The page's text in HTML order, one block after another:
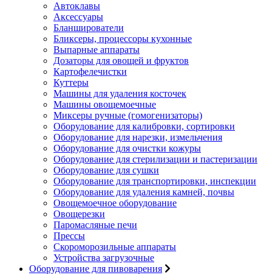
Автоклавы
Аксессуары
Бланширователи
Бликсеры, процессоры кухонные
Выпарные аппараты
Дозаторы для овощей и фруктов
Картофелечистки
Куттеры
Машины для удаления косточек
Машины овощемоечные
Миксеры ручные (гомогенизаторы)
Оборудование для калибровки, сортировки
Оборудование для нарезки, измельчения
Оборудование для очистки кожуры
Оборудование для стерилизации и пастеризации
Оборудование для сушки
Оборудование для транспортировки, инспекции
Оборудование для удаления камней, почвы
Овощемоечное оборудование
Овощерезки
Паромасляные печи
Прессы
Скороморозильные аппараты
Устройства загрузочные
Оборудование для пивоварения